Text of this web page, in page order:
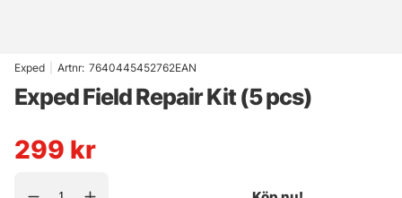
Exped Artnr: 7640445452762EAN
Exped Field Repair Kit (5 pcs)
299 kr